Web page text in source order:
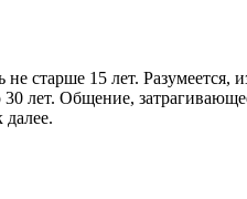
старше 15 лет. Разумеется,
лет. Общение,